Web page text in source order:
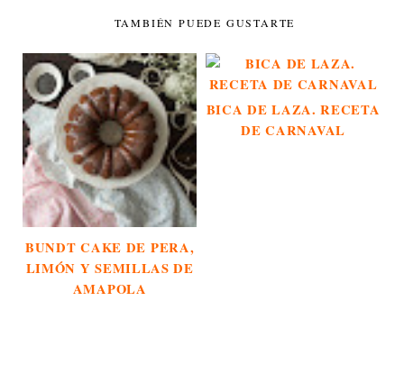
TAMBIÉN PUEDE GUSTARTE
BUNDT CAKE DE PERA,
LIMÓN Y SEMILLAS DE
AMAPOLA
BICA DE LAZA. RECETA
DE CARNAVAL